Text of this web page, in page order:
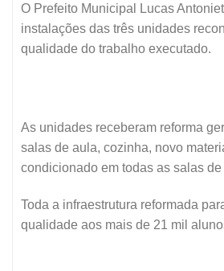
O Prefeito Municipal Lucas
instalações das três unidades
qualidade do trabalho executado.
As unidades receberam reforma
salas de aula, cozinha, novo
condicionado em todas as salas de
Toda a infraestrutura reformada
qualidade aos mais de 21 mil